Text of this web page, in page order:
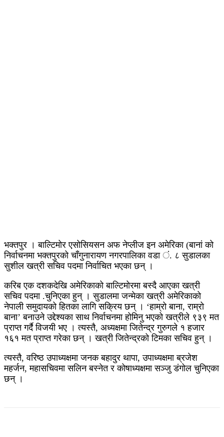
भक्तपुर । बाल्टिमोर एसोसियसन अफ नेप्लीज इन अमेरिका (बानां को
निर्वाचनमा भक्तपुरको चाँगुनारायण नगरपालिका वडा ं. ८ सुडालका
सुशील खत्री सचिव पदमा निर्वाचित भएका छन् ।
करिब एक दशकदेखि अमेरिकाको बाल्टिमोरमा बस्दै आएका खत्री
सचिव पदमा .चुनिएका हुन् । सुडालमा जन्मेका खत्री अमेरिकाको
नेपाली समुदायको हितका लागि सक्रिय छन् । ‘हाम्रो बाना, राम्रो
बाना’ बनाउने उद्देश्यका साथ निर्वाचनमा होमिनु भएको खत्रीले ९३९ मत
प्राप्त गर्दै विजयी भए । त्यस्तै, अध्यक्षमा जितेन्द्र गुरुगले १ हजार
१६१ मत प्राप्त गरेका छन् । खत्री जितेन्द्रको टिमका सचिव हुन् ।
त्यस्तै, वरिष्ठ उपाध्यक्षमा जनक बहादुर थापा, उपाध्यक्षमा ब्रजेश
महर्जन, महासचिवमा सलिन बस्नेत र कोषाध्यक्षमा सञ्जु डंगोल चुनिएका
छन् ।